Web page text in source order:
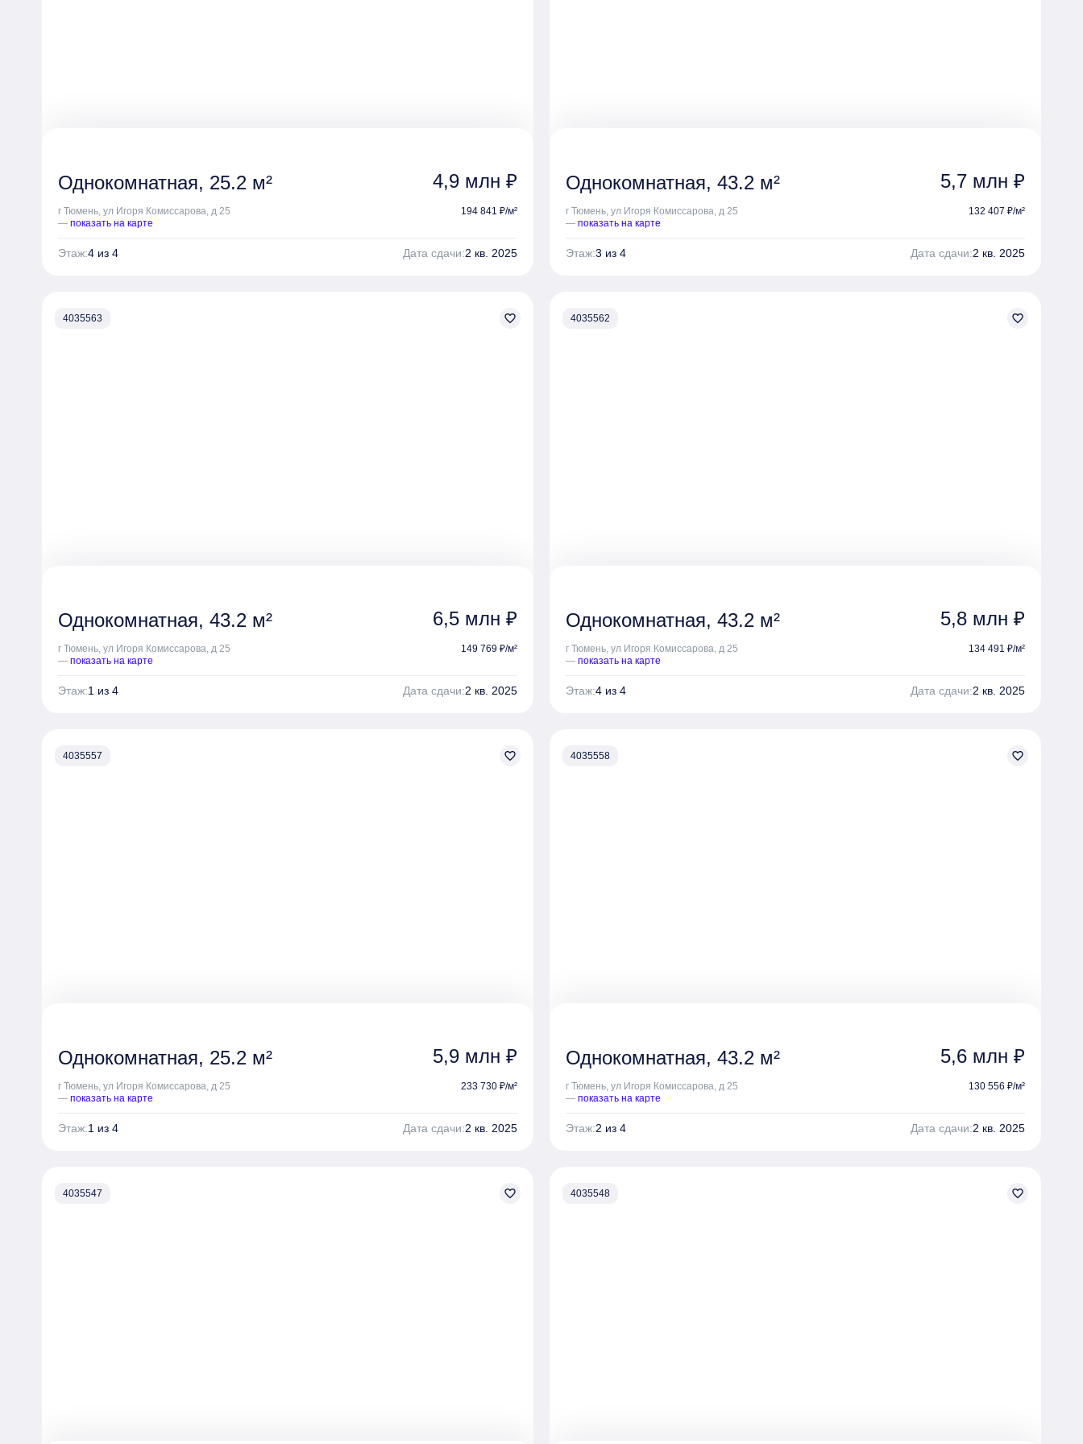
Однокомнатная, 25.2 м² 4,9 млн ₽
г Тюмень, ул Игоря Комиссарова, д 25
— показать на карте
194 841 ₽/м²
Этаж:4 из 4 Дата сдачи:2 кв. 2025
Однокомнатная, 43.2 м² 5,7 млн ₽
г Тюмень, ул Игоря Комиссарова, д 25
— показать на карте
132 407 ₽/м²
Этаж:3 из 4 Дата сдачи:2 кв. 2025
4035563 favorite_border
Однокомнатная, 43.2 м² 6,5 млн ₽
г Тюмень, ул Игоря Комиссарова, д 25
— показать на карте
149 769 ₽/м²
Этаж:1 из 4 Дата сдачи:2 кв. 2025
4035562 favorite_border
Однокомнатная, 43.2 м² 5,8 млн ₽
г Тюмень, ул Игоря Комиссарова, д 25
— показать на карте
134 491 ₽/м²
Этаж:4 из 4 Дата сдачи:2 кв. 2025
4035557 favorite_border
Однокомнатная, 25.2 м² 5,9 млн ₽
г Тюмень, ул Игоря Комиссарова, д 25
— показать на карте
233 730 ₽/м²
Этаж:1 из 4 Дата сдачи:2 кв. 2025
4035558 favorite_border
Однокомнатная, 43.2 м² 5,6 млн ₽
г Тюмень, ул Игоря Комиссарова, д 25
— показать на карте
130 556 ₽/м²
Этаж:2 из 4 Дата сдачи:2 кв. 2025
4035547 favorite_border 4035548 favorite_border